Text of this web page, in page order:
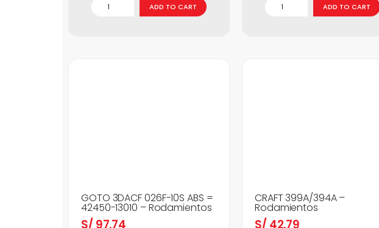
ADD TO CART ADD TO CART
GOTO 3DACF 026F-10S ABS =
42450-13010 – Rodamientos
S/ 97.74
CRAFT 399A/394A –
Rodamientos
S/ 42.79